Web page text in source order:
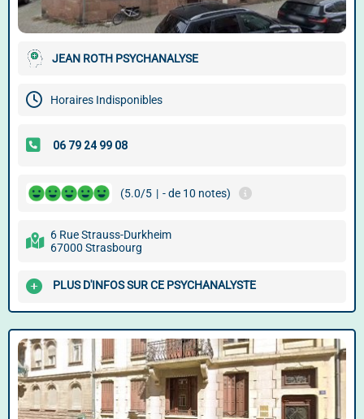
JEAN ROTH PSYCHANALYSE
Horaires Indisponibles
(5.0/5 | - de 10 notes)
6 Rue Strauss-Durkheim
67000 Strasbourg
PLUS D'INFOS SUR CE PSYCHANALYSTE